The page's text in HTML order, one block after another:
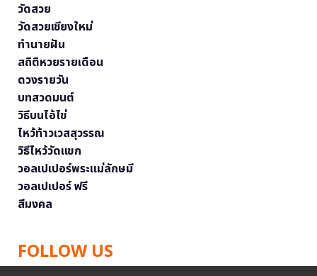
วัดสวย
วัดสวยเชียงใหม่
ทำนายฝัน
สถิติหวยรายเดือน
ดวงรายวัน
บทสวดมนต์
วิธีบนไอ้ไข่
ไหว้ท้าวเวสสุวรรณ
วิธีไหว้วัดแขก
วอลเปเปอร์พระแม่ลักษมี
วอลเปเปอร์ ฟรี
สีมงคล
FOLLOW US